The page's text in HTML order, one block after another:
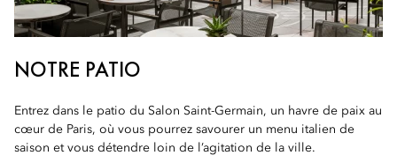
NOTRE PATIO
Entrez dans le patio du Salon Saint-Germain, un havre de paix au
cœur de Paris, où vous pourrez savourer un menu italien de
saison et vous détendre loin de l’agitation de la ville.